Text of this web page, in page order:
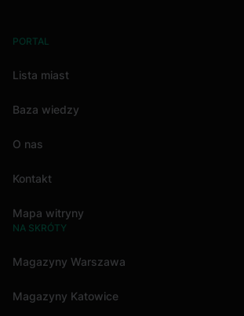
PORTAL
Lista miast
Baza wiedzy
O nas
Kontakt
Mapa witryny
NA SKRÓTY
Magazyny Warszawa
Magazyny Katowice